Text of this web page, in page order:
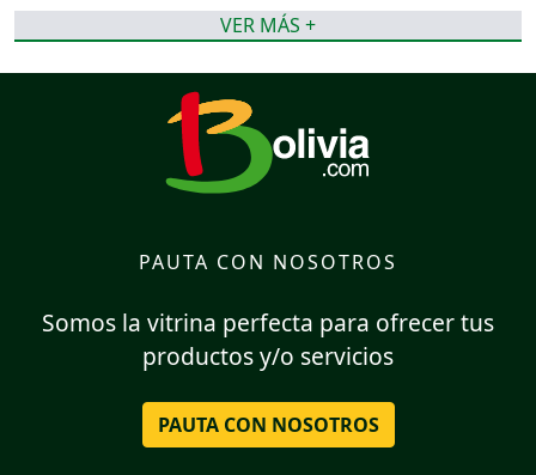
VER MÁS +
PAUTA CON NOSOTROS
Somos la vitrina perfecta para ofrecer tus
productos y/o servicios
PAUTA CON NOSOTROS